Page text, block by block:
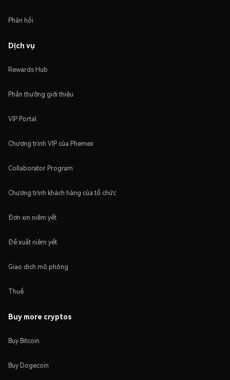
Phản hồi
Dịch vụ
Rewards Hub
Phần thưởng giới thiệu
VIP Portal
Chương trình VIP của Phemex
Collaborator Program
Chương trình khách hàng của tổ chức
Đơn xin niêm yết
Đề xuất niêm yết
Giao dịch mô phỏng
Thuế
Buy more cryptos
Buy Bitcoin
Buy Dogecoin